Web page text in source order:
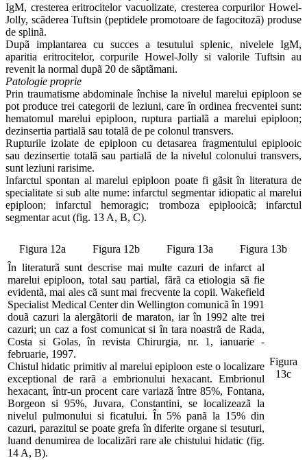
IgM, cresterea eritrocitelor vacuolizate, cresterea corpurilor Howel-
Jolly, scãderea Tuftsin (peptidele promotoare de fagocitozã) produse
de splinã.
Dupã implantarea cu succes a tesutului splenic, nivelele IgM,
aparitia eritrocitelor, corpurile Howel-Jolly si valorile Tuftsin au
revenit la normal dupã 20 de sãptãmani.
Patologie proprie
Prin traumatisme abdominale închise la nivelul marelui epiploon se
pot produce trei categorii de leziuni, care în ordinea frecventei sunt:
hematomul marelui epiploon, ruptura partialã a marelui epiploon;
dezinsertia partialã sau totalã de pe colonul transvers.
Rupturile izolate de epiploon cu detasarea fragmentului epiplooic
sau dezinsertie totalã sau partialã de la nivelul colonului transvers,
sunt leziuni rarisime.
Infarctul spontan al marelui epiploon poate fi gãsit în literatura de
specialitate si sub alte nume: infarctul segmentar idiopatic al marelui
epiploon; infarctul hemoragic; tromboza epiplooicã; infarctul
segmentar acut (fig. 13 A, B, C).
Figura 12a Figura 12b Figura 13a
Figura 13b
În literaturã sunt descrise mai multe cazuri de infarct al
marelui epiploon, total sau partial, fãrã ca etiologia sã fie
evidentã, mai ales cã sunt mai frecvente la copii. Wakefield
Specialist Medical Center din Wellington comunicã în 1991
douã cazuri la alergãtorii de maraton, iar în 1992 alte trei
cazuri; un caz a fost comunicat si în tara noastrã de Rada,
Costa si Golas, în revista Chirurgia, nr. 1, ianuarie -
februarie, 1997.
Chistul hidatic primitiv al marelui epiploon este o localizare
exceptional de rarã a embrionului hexacant. Embrionul
hexacant, într-un procent care variazã între 85%, Fontana,
Borgeon si 95%, Juvara, Constantini, se localizeazã la
nivelul pulmonului si ficatului. În 5% panã la 15% din
cazuri, parazitul se poate grefa în diferite organe si tesuturi,
luand denumirea de localizãri rare ale chistului hidatic (fig.
14 A, B).
Figura
13c